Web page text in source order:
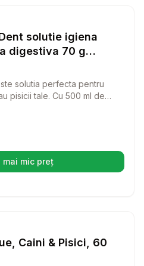
solutie igiena
digestiva 70 g
pisici
solutia perfecta pentru
pisicii tale. Cu 500 ml de
orala deosebita si un zambet
mai mic preț
(se deschide într-o filă nouă)
Igiena Orala
Caini & Pisici, 60